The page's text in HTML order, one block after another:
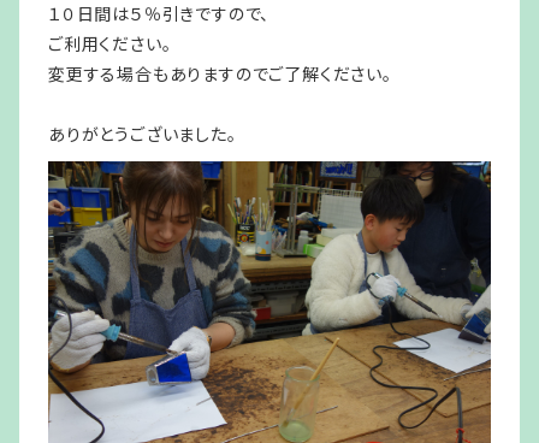
１０日間は５％引きですので、
ご利用ください。
変更する場合もありますのでご了解ください。
ありがとうございました。